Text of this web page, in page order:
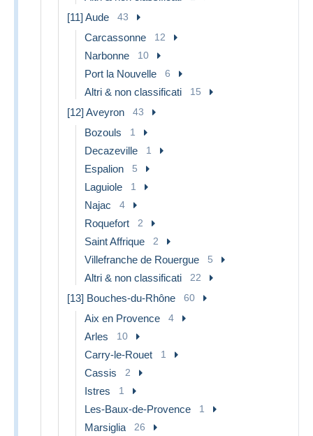
[11] Aude 43
Carcassonne 12
Narbonne 10
Port la Nouvelle 6
Altri & non classificati 15
[12] Aveyron 43
Bozouls 1
Decazeville 1
Espalion 5
Laguiole 1
Najac 4
Roquefort 2
Saint Affrique 2
Villefranche de Rouergue 5
Altri & non classificati 22
[13] Bouches-du-Rhône 60
Aix en Provence 4
Arles 10
Carry-le-Rouet 1
Cassis 2
Istres 1
Les-Baux-de-Provence 1
Marsiglia 26